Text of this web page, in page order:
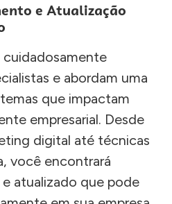
e Atualização
cuidadosamente
e abordam uma
que impactam
empresarial. Desde
digital até técnicas
você encontrará
atualizado que pode